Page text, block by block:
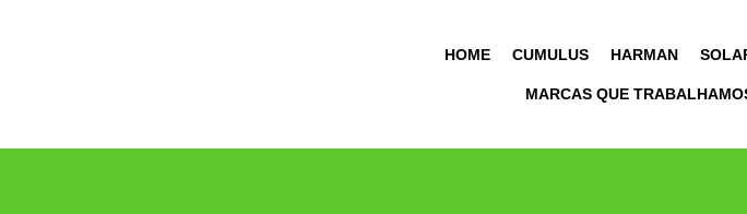
HOME CUMULUS HARMAN
MARCAS QUE